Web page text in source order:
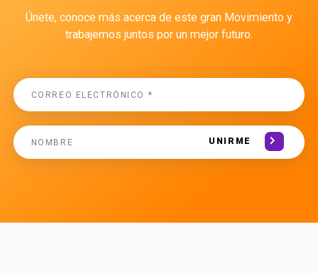
Únete, conoce más acerca de este gran Movimiento y
trabajemos juntos por un mejor futuro.
UNIRME